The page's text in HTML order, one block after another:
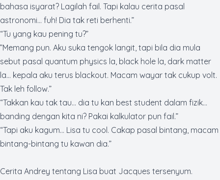
bahasa isyarat? Lagilah fail. Tapi kalau cerita pasal
astronomi… fuh! Dia tak reti berhenti.”
“Tu yang kau pening tu?”
”Memang pun. Aku suka tengok langit, tapi bila dia mula
sebut pasal quantum physics la, black hole la, dark matter
la... kepala aku terus blackout. Macam wayar tak cukup volt.
Tak leh follow.”
“Takkan kau tak tau… dia tu kan best student dalam fizik…
banding dengan kita ni? Pakai kalkulator pun fail.”
“Tapi aku kagum... Lisa tu cool. Cakap pasal bintang, macam
bintang-bintang tu kawan dia.”
Cerita Andrey tentang Lisa buat Jacques tersenyum.